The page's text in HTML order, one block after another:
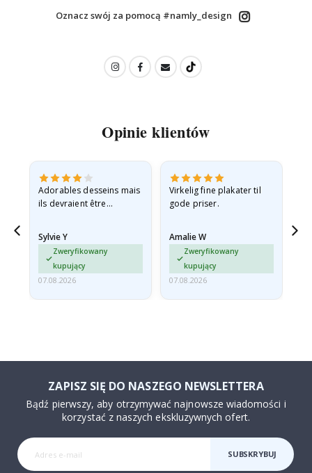
Oznacz swój za pomocą #namly_design
Opinie klientów
Adorables desseins mais
ils devraient être
enveloppe rigide car ils
sont arrivés roulés et un…
Sylvie Y
Zweryfikowany
kupujący
07.08.2026
Virkelig fine plakater til
gode priser.
Amalie W
Zweryfikowany
kupujący
07.08.2026
ZAPISZ SIĘ DO NASZEGO NEWSLETTERA
Bądź pierwszy, aby otrzymywać najnowsze wiadomości i
korzystać z naszych ekskluzywnych ofert.
SUBSKRYBUJ